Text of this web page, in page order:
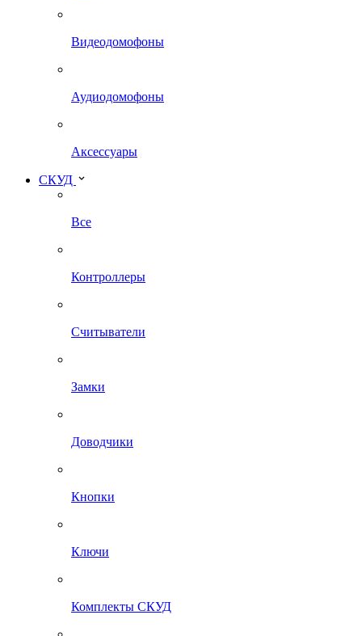
Видеодомофоны
Аудиодомофоны
Аксессуары
СКУД
Все
Контроллеры
Считыватели
Замки
Доводчики
Кнопки
Ключи
Комплекты СКУД